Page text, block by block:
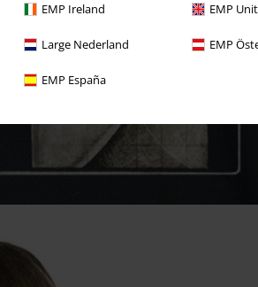
EMP Ireland EMP
Large Nederland EMP
EMP España